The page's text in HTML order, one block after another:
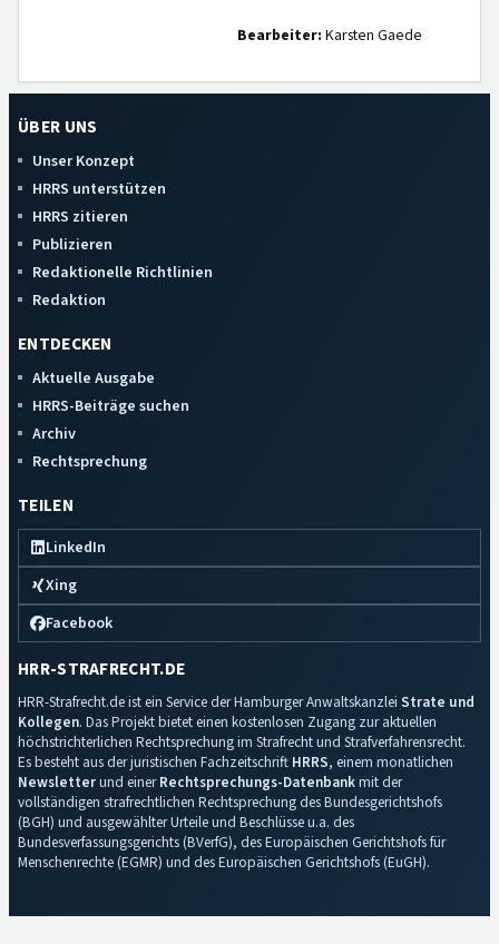
Bearbeiter: Karsten Gaede
ÜBER UNS
Unser Konzept
HRRS unterstützen
HRRS zitieren
Publizieren
Redaktionelle Richtlinien
Redaktion
ENTDECKEN
Aktuelle Ausgabe
HRRS-Beiträge suchen
Archiv
Rechtsprechung
TEILEN
LinkedIn
Xing
Facebook
HRR-STRAFRECHT.DE
HRR-Strafrecht.de ist ein Service der Hamburger Anwaltskanzlei Strate und
Kollegen. Das Projekt bietet einen kostenlosen Zugang zur aktuellen
höchstrichterlichen Rechtsprechung im Strafrecht und Strafverfahrensrecht.
Es besteht aus der juristischen Fachzeitschrift HRRS, einem monatlichen
Newsletterund einerRechtsprechungs-Datenbankmit der
vollständigen strafrechtlichen Rechtsprechung des Bundesgerichtshofs
(BGH) und ausgewählter Urteile und Beschlüsse u.a. des
Bundesverfassungsgerichts (BVerfG), des Europäischen Gerichtshofs für
Menschenrechte (EGMR) und des Europäischen Gerichtshofs (EuGH).